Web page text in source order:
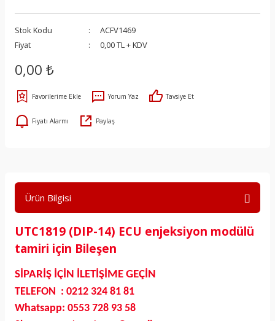
Stok Kodu
ACFV1469
Fiyat
0,00 TL + KDV
0,00 ₺
Yorum Yaz Tavsiye Et
Fiyatı Alarmı Paylaş
Ürün Bilgisi
UTC1819 (DIP-14) ECU enjeksiyon modülü
tamiri için Bileşen
SİPARİŞ İÇİN İLETİŞİME GEÇİN
TELEFON : 0212 324 81 81
Whatsapp: 0553 728 93 58